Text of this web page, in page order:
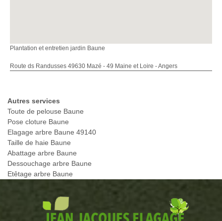
Plantation et entretien jardin Baune
Route ds Randusses 49630 Mazé - 49 Maine et Loire - Angers
Autres services
Toute de pelouse Baune
Pose cloture Baune
Elagage arbre Baune 49140
Taille de haie Baune
Abattage arbre Baune
Dessouchage arbre Baune
Etêtage arbre Baune